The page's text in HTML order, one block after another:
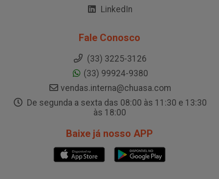
LinkedIn
Fale Conosco
(33) 3225-3126
(33) 99924-9380
vendas.interna@chuasa.com
De segunda a sexta das 08:00 às 11:30 e 13:30
às 18:00
Baixe já nosso APP